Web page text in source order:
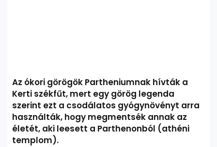
Az ókori görögök Partheniumnak hívták a
Kerti székfűt, mert egy görög legenda
szerint ezt a csodálatos gyógynövényt arra
használták, hogy megmentsék annak az
életét, aki leesett a Parthenonból (athéni
templom).